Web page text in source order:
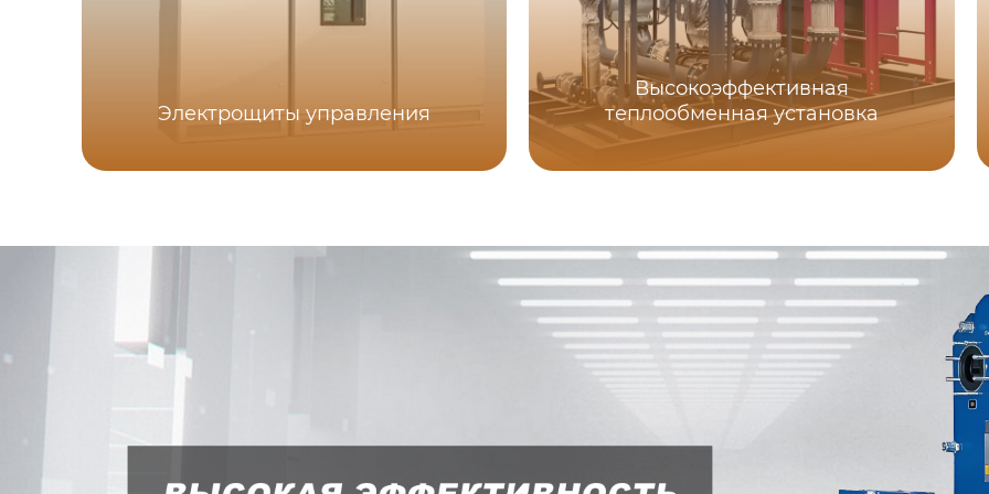
Электрощиты управления
Высокоэффективная
теплообменная установка